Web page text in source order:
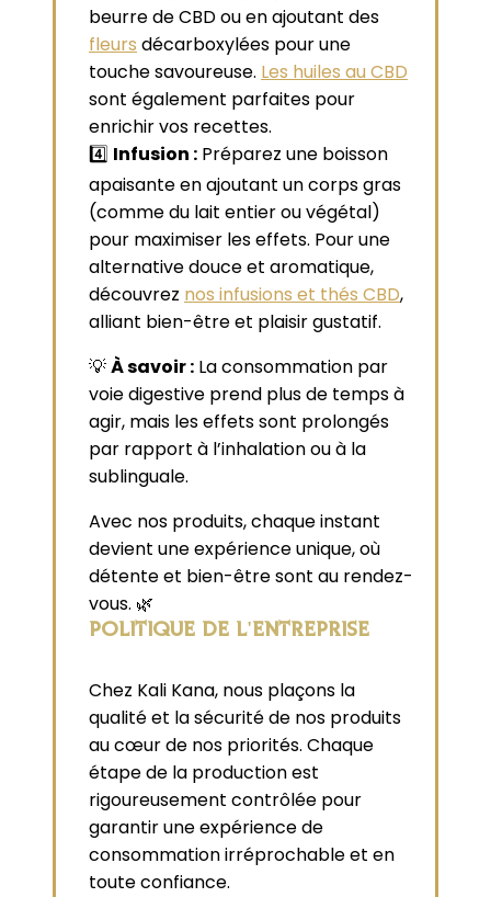
beurre de CBD ou en ajoutant des
fleurs décarboxylées pour une
touche savoureuse. Les huiles au CBD
sont également parfaites pour
enrichir vos recettes.
4️⃣ Infusion : Préparez une boisson
apaisante en ajoutant un corps gras
(comme du lait entier ou végétal)
pour maximiser les effets. Pour une
alternative douce et aromatique,
découvrez nos infusions et thés CBD,
alliant bien-être et plaisir gustatif.
💡À savoir : La consommation par
voie digestive prend plus de temps à
agir, mais les effets sont prolongés
par rapport à l’inhalation ou à la
sublinguale.
Avec nos produits, chaque instant
devient une expérience unique, où
détente et bien-être sont au rendez-
vous. 🌿
POLITIQUE DE L'ENTREPRISE
Chez Kali Kana, nous plaçons la
qualité et la sécurité de nos produits
au cœur de nos priorités. Chaque
étape de la production est
rigoureusement contrôlée pour
garantir une expérience de
consommation irréprochable et en
toute confiance.